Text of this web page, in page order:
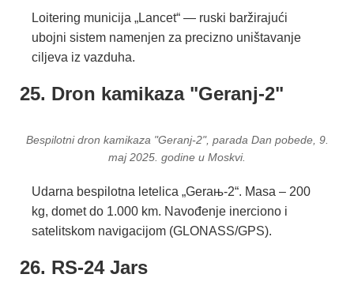
Loitering municija „Lancet“ — ruski baržirajući
ubojni sistem namenjen za precizno uništavanje
ciljeva iz vazduha.
25. Dron kamikaza "Geranj-2"
Bespilotni dron kamikaza "Geranj-2", parada Dan pobede, 9.
maj 2025. godine u Moskvi.
Udarna bespilotna letelica „Geraњ-2“. Masa – 200
kg, domet do 1.000 km. Navođenje inerciono i
satelitskom navigacijom (GLONASS/GPS).
26. RS-24 Jars